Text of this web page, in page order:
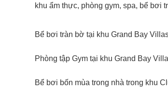
khu ẩm thực, phòng gym, spa, bể bơi
Bể bơi tràn bờ tại khu Grand Bay
Phòng tập Gym tại khu Grand Bay
Bể bơi bốn mùa trong nhà trong khu